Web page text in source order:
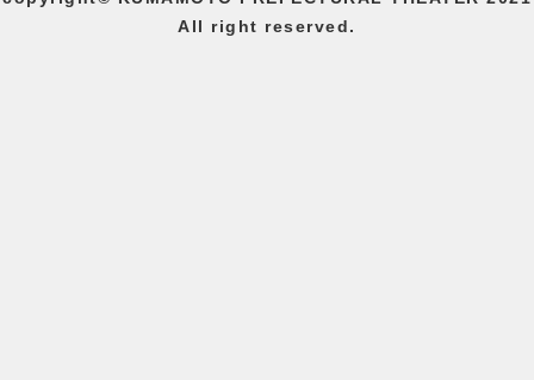
All right reserved.